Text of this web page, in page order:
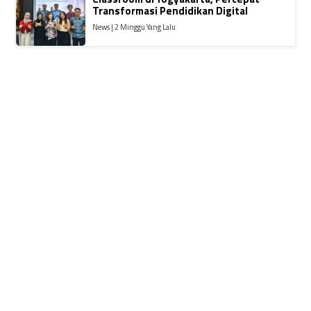
Transformasi Pendidikan Digital
News | 2 Minggu Yang Lalu